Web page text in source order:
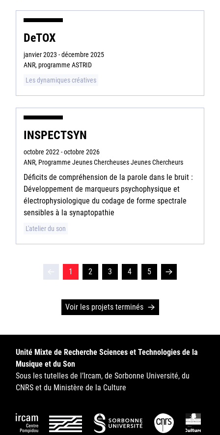
DeTOX
janvier 2023 - décembre 2025
ANR, programme ASTRID
Les dynamiques créatives
INSPECTSYN
octobre 2022 - octobre 2026
ANR, Programme Jeunes Chercheuses Jeunes Chercheurs
Déficits de compréhension de la parole dans le bruit :
Développement de marqueurs psychophysique et
électrophysiologique du codage de forme spectrale
sensibles à la synaptopathie
L'atelier du son
1 2 3 4 5
Voir les projets terminés
Unité Mixte de Recherche Sciences et Technologies de la
Musique et du Son
Sous les tutelles de l’Ircam, de Sorbonne Université, du
CNRS et du Ministère de la Culture